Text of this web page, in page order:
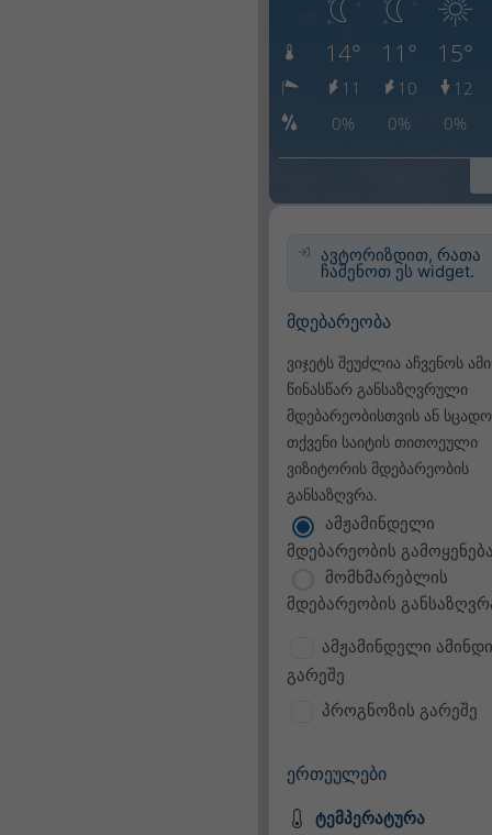
ავტორიზდით, რათა
ჩაშენოთ ეს widget.
მდებარეობა
ვიჯეტს შეუძლია აჩვენოს
წინასწარ განსაზღვრული
მდებარეობისთვის ან
თქვენი საიტის თითოეული
ვიზიტორის მდებარეობის
განსაზღვრა.
ამჟამინდელი
მდებარეობის
მომხმარებლის
მდებარეობის
ამჟამინდელი
გარეშე
პროგნოზის გარეშე
ერთეულები
ტემპერატურა